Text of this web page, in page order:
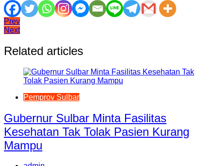
Navigasi
pos
Prev
Next
Related articles
Pemprov Sulbar
Gubernur Sulbar Minta Fasilitas
Kesehatan Tak Tolak Pasien Kurang
Mampu